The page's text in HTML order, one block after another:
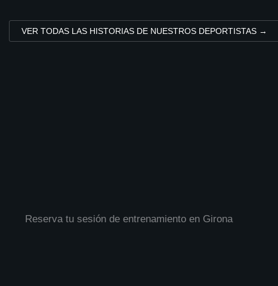
varias veces. Uri me da
diaria y siempre
lo conozcas.
maratón, nos vamos con un
gracias a sus consejos y
VER TODAS LAS HISTORIAS DE NUESTROS DEPORTISTAS →
Reserva tu sesión de entrenamiento en Girona